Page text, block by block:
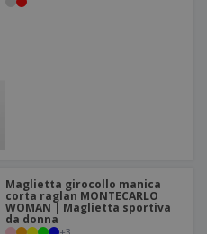
Maglietta girocollo manica
corta raglan MONTECARLO
WOMAN | Maglietta sportiva
da donna